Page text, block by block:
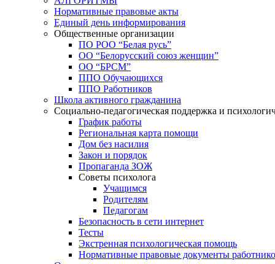
Нормативные правовые акты
Единый день информирования
Общественные организации
ПО РОО “Белая русь”
ОО “Белорусский союз женщин”
ОО “БРСМ”
ППО Обучающихся
ППО Работников
Школа активного гражданина
Социально-педагогическая поддержка и
График работы
Региональная карта помощи
Дом без насилия
Закон и порядок
Пропаганда ЗОЖ
Советы психолога
Учащимся
Родителям
Педагогам
Безопасность в сети интернет
Тесты
Экстренная психологическая помощь
Нормативные правовые документы